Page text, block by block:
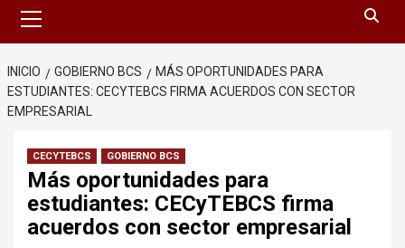
primario
INICIO GOBIERNO BCS
MÁS OPORTUNIDADES PARA
ESTUDIANTES: CECYTEBCS FIRMA ACUERDOS CON SECTOR
EMPRESARIAL
CECYTEBCS GOBIERNO BCS
Más oportunidades para
estudiantes: CECyTEBCS firma
acuerdos con sector empresarial